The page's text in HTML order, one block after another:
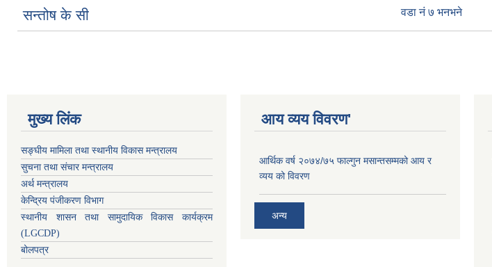
सन्तोष के सी वडा नं ७ भनभने
मुख्य लिंक
सङ्घीय मामिला तथा स्थानीय विकास मन्त्रालय
सुचना तथा संचार मन्त्रालय
अर्थ मन्त्रालय
केन्द्रिय पंजीकरण विभाग
स्थानीय शासन तथा सामुदायिक विकास कार्यक्रम
(LGCDP)
बोलपत्र
आय व्यय विवरण'
आर्थिक वर्ष २०७४/७५ फाल्गुन मसान्तसम्मको आय र
व्यय को विवरण
अन्य